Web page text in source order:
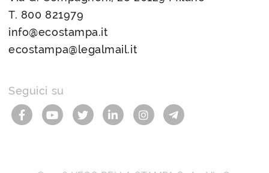
T. 800 821979
info@ecostampa.it
ecostampa@legalmail.it
Seguici su